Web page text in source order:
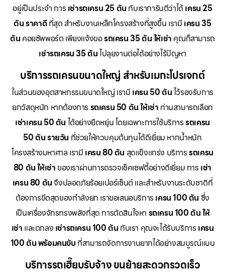
อยู่เป็นประจำ การ เช่ารถเครน 25 ตัน กับเราการันตีว่าได้เครน 25
ตัน ราคาดีที่สุด สำหรับงานเหล็กโครงสร้างที่สูงขึ้น เรามี เครน 35
ตัน คอยซัพพอร์ต เพียงแจ้งขอรถเครน 35 ตัน ให้เช่า คุณก็สามารถ
เช่ารถเครน 35 ตันไปลุยงานต่อได้อย่างไร้ปัญหา
บริการรถเครนขนาดใหญ่ สำหรับเมกะโปรเจกต์
ในส่วนของอุตสาหกรรมขนาดใหญ่ เรามี เครน 50 ตันไว้รองรับการ
ยกวัสดุหนัก หากต้องการ รถเครน 50 ตัน ให้เช่า ท่านสามารถเลือก
เช่าเครน 50 ตัน ได้อย่างยืดหยุ่น โดยเฉพาะการใช้บริการรถเครน
50 ตัน รายวัน ที่ช่วยให้ควบคุมต้นทุนได้ดีเยี่ยม หากน้ำหนัก
โครงสร้างมหาศาล เรามี เครน 80 ตัน สุดแข็งแกร่ง บริการรถเครน
80 ตัน ให้เช่า ของเราผ่านการตรวจเช็คเซฟตี้อย่างดีเยี่ยม การ เช่า
เครน 80 ตันจึงปลอดภัยร้อยเปอร์เซ็นต์ และสำหรับงานระดับชาติที่
ต้องการขีดสุดของกำลังยก เราขอเสนอบริการ เครน 100 ตัน ซึ่ง
เป็นเครื่องจักรทรงพลังที่สุด การตัดสินใจหา รถเครน 100 ตัน ให้
เช่า และตกลง เช่ารถเครน 100 ตัน กับเรา คุณจะได้รับบริการ เครน
100 ตัน พร้อมคนขับ ที่สามารถจัดการงานยากได้อย่างสมบูรณ์แบบ
บริการรถเฮี๊ยบรับจ้าง ขนย้ายสะดวกรวดเร็ว